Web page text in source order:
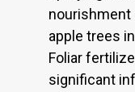
nourishment
apple trees
Foliar
significant